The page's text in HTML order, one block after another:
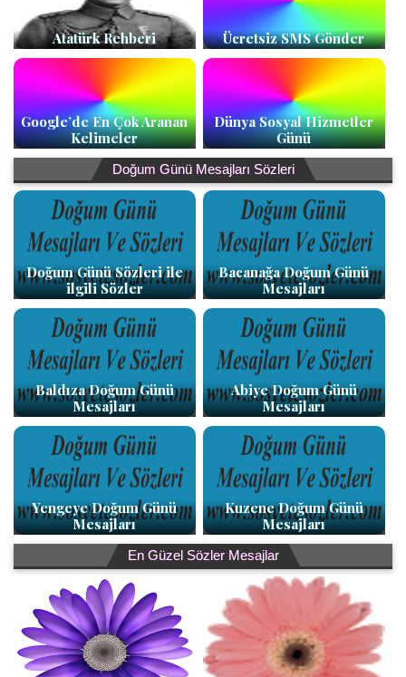
Atatürk Rehberi Ücretsiz SMS Gönder
Google’de En Çok Aranan
Kelimeler
Dünya Sosyal Hizmetler
Günü
Doğum Günü Mesajları Sözleri
Doğum Günü Sözleri ile
ilgili Sözler
Bacanağa Doğum Günü
Mesajları
Baldıza Doğum Günü
Mesajları
Abiye Doğum Günü
Mesajları
Yengeye Doğum Günü
Mesajları
Kuzene Doğum Günü
Mesajları
En Güzel Sözler Mesajlar